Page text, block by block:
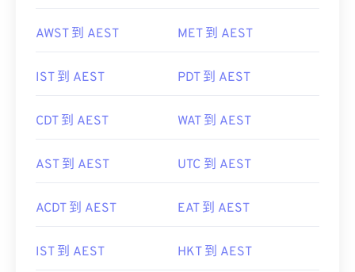
AWST 到 AEST MET 到 AEST
IST 到 AEST PDT 到 AEST
CDT 到 AEST WAT 到 AEST
AST 到 AEST UTC 到 AEST
ACDT 到 AEST EAT 到 AEST
IST 到 AEST HKT 到 AEST